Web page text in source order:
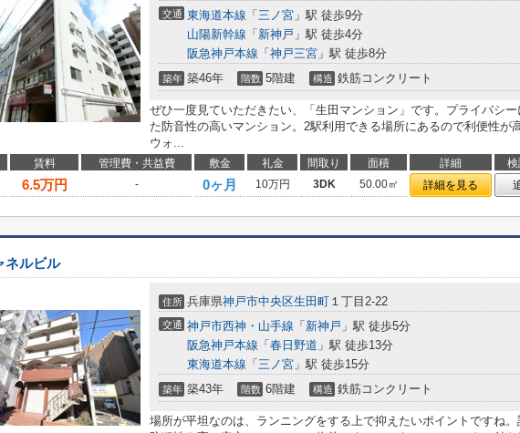
交通 東海道本線 「 三ノ宮 」駅 徒歩9分
山陽新幹線 「 新神戸 」駅 徒歩4分
阪急神戸本線 「 神戸三宮 」駅 徒歩8分
築年 築46年 階数 5階建 構造 鉄筋コンクリート
ぜひ一度見ていただきたい、「生田マンション」です。プライバシー
た防音性の高いマンション。2駅利用できる場所にあるので利便性が
ウォ...
賃料 管理費・共益費 敷金 礼金 間取り 面積 詳細
検
6.5万円 - 0ヶ月 10万円 3DK 50.00㎡ 詳細を見る
ネルビル
住所 兵庫県神戸市中央区生田町 １丁目2-22
交通 神戸市西神・山手線 「 新神戸 」駅 徒歩5分
阪急神戸本線 「 春日野道 」駅 徒歩13分
東海道本線 「 三ノ宮 」駅 徒歩15分
築年 築43年 階数 6階建 構造 鉄筋コンクリート
場所が平坦なのは、ランニングをする上で抑えたいポイントですね。